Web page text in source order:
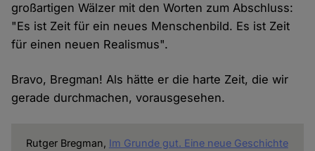
großartigen Wälzer mit den Worten zum Abschluss:
"Es ist Zeit für ein neues Menschenbild. Es ist Zeit
für einen neuen Realismus".
Bravo, Bregman! Als hätte er die harte Zeit, die wir
gerade durchmachen, vorausgesehen.
Rutger Bregman, Im Grunde gut. Eine neue Geschichte